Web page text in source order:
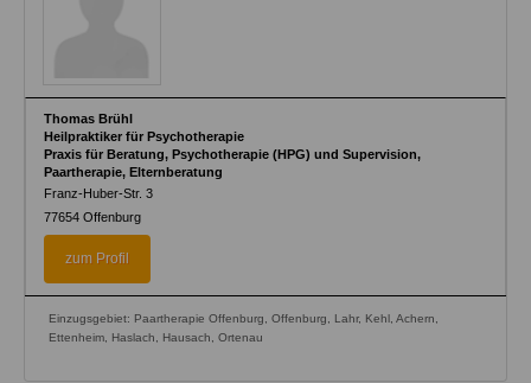
Thomas Brühl
Heilpraktiker für Psychotherapie
Praxis für Beratung, Psychotherapie (HPG) und Supervision,
Paartherapie, Elternberatung
Franz-Huber-Str. 3
77654 Offenburg
zum Profil
Einzugsgebiet: Paartherapie Offenburg, Offenburg, Lahr, Kehl, Achern,
Ettenheim, Haslach, Hausach, Ortenau